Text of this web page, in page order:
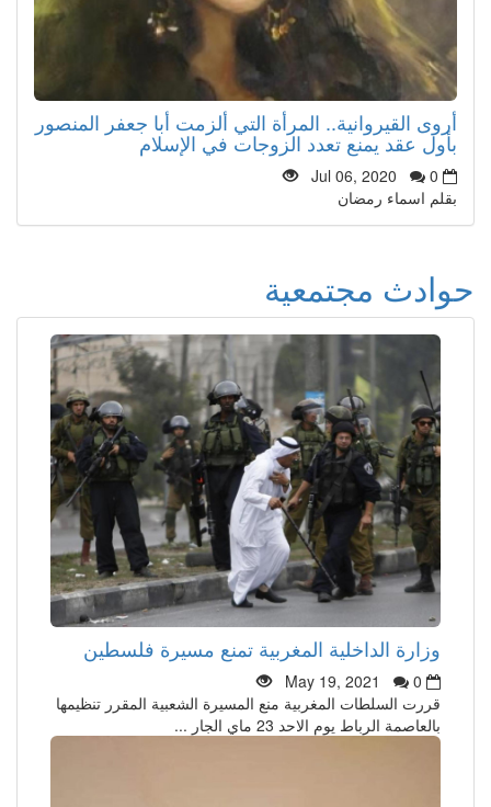
أروى القيروانية.. المرأة التي ألزمت أبا جعفر المنصور
بأول عقد يمنع تعدد الزوجات في الإسلام
Jul 06, 2020
0
بقلم اسماء رمضان
حوادث مجتمعية
وزارة الداخلية المغربية تمنع مسيرة فلسطين
May 19, 2021
0
قررت السلطات المغربية منع المسيرة الشعبية المقرر تنظيمها
بالعاصمة الرباط يوم الاحد 23 ماي الجار ...